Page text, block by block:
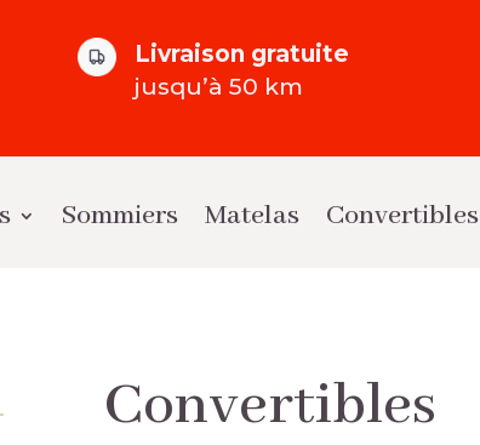
Livraison gratuite
jusqu’à 50 km
Sommiers Matelas Convertibles
Convertibles